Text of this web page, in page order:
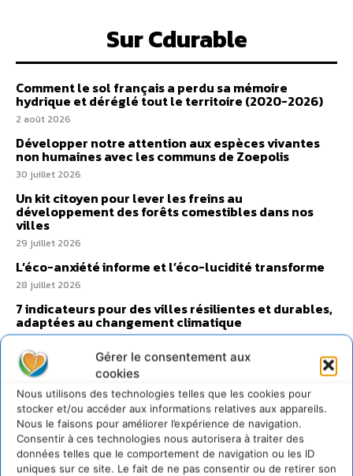
Gérer le consentement aux
cookies
Nous utilisons des technologies telles que les cookies pour
stocker et/ou accéder aux informations relatives aux appareils.
Nous le faisons pour améliorer l’expérience de navigation.
Consentir à ces technologies nous autorisera à traiter des
données telles que le comportement de navigation ou les ID
uniques sur ce site. Le fait de ne pas consentir ou de retirer son
Sur Cdurable
Comment le sol français a perdu sa mémoire
hydrique et déréglé tout le territoire (2020-2026)
2 août 2026
Développer notre attention aux espèces vivantes
non humaines avec les communs de Zoepolis
30 juillet 2026
Un kit citoyen pour lever les freins au
développement des forêts comestibles dans nos
villes
29 juillet 2026
L’éco-anxiété informe et l’éco-lucidité transforme
28 juillet 2026
7 indicateurs pour des villes résilientes et durables,
adaptées au changement climatique